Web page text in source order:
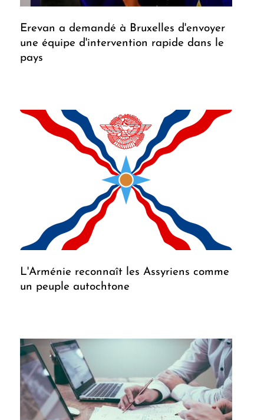
Erevan a demandé à Bruxelles d'envoyer
une équipe d'intervention rapide dans le
pays
L'Arménie reconnaît les Assyriens comme
un peuple autochtone